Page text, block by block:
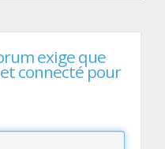
exige que
connecté pour